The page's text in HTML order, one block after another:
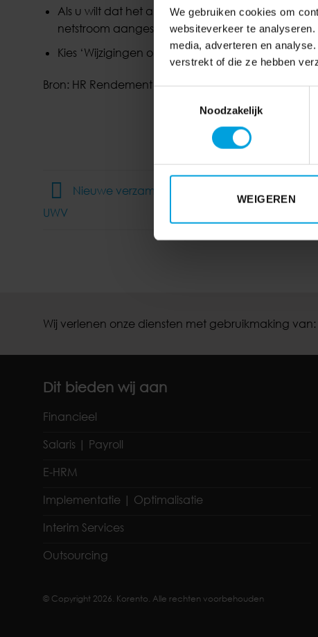
We gebruiken cookies om
websiteverkeer te
media, adverteren en
verstrekt of die ze hebben
Noodzakelijk
WEIGEREN
Als u wilt dat het apparaat niet in de
netstroom aangesloten is, kiest u onder
Kies ‘Wijzigingen opslaan’ om de instellingen te
Bron: HR Rendement
Nieuwe verzamelspecificatie van uitkeringen
UWV
Wij verlenen onze diensten met gebruikmaking van:
Dit bieden wij aan
Financieel
Salaris | Payroll
E-HRM
Implementatie | Optimalisatie
Interim Services
Outsourcing
© Copyright 2026. Korento. Alle rechten voorbehouden